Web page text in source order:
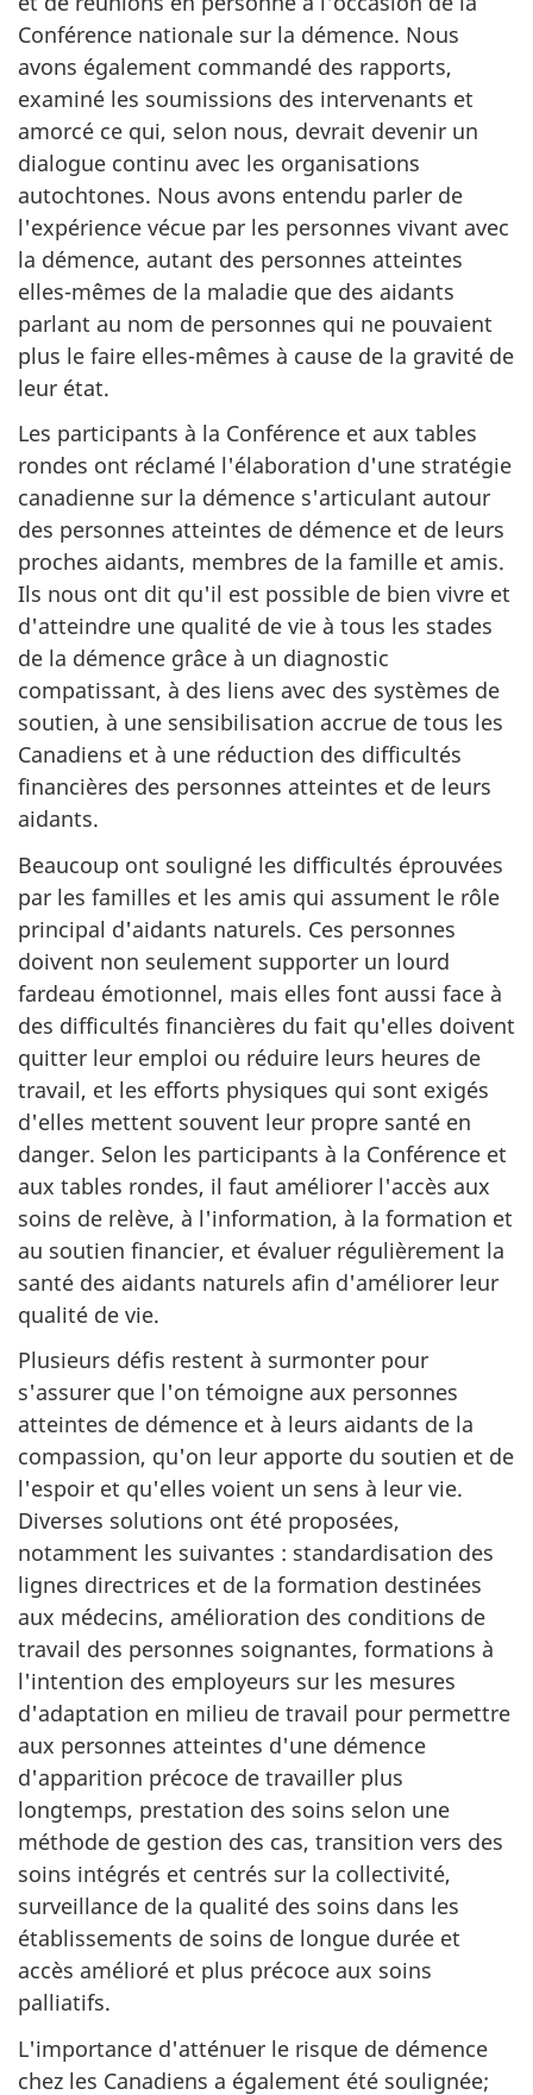
Conférence nationale sur la démence. Nous
avons également commandé des rapports,
examiné les soumissions des intervenants et
amorcé ce qui, selon nous, devrait devenir un
dialogue continu avec les organisations
autochtones. Nous avons entendu parler de
l'expérience vécue par les personnes vivant avec
la démence, autant des personnes atteintes
elles-mêmes de la maladie que des aidants
parlant au nom de personnes qui ne pouvaient
plus le faire elles-mêmes à cause de la gravité de
leur état.
Les participants à la Conférence et aux tables
rondes ont réclamé l'élaboration d'une stratégie
canadienne sur la démence s'articulant autour
des personnes atteintes de démence et de leurs
proches aidants, membres de la famille et amis.
Ils nous ont dit qu'il est possible de bien vivre et
d'atteindre une qualité de vie à tous les stades
de la démence grâce à un diagnostic
compatissant, à des liens avec des systèmes de
soutien, à une sensibilisation accrue de tous les
Canadiens et à une réduction des difficultés
financières des personnes atteintes et de leurs
aidants.
Beaucoup ont souligné les difficultés éprouvées
par les familles et les amis qui assument le rôle
principal d'aidants naturels. Ces personnes
doivent non seulement supporter un lourd
fardeau émotionnel, mais elles font aussi face à
des difficultés financières du fait qu'elles doivent
quitter leur emploi ou réduire leurs heures de
travail, et les efforts physiques qui sont exigés
d'elles mettent souvent leur propre santé en
danger. Selon les participants à la Conférence et
aux tables rondes, il faut améliorer l'accès aux
soins de relève, à l'information, à la formation et
au soutien financier, et évaluer régulièrement la
santé des aidants naturels afin d'améliorer leur
qualité de vie.
Plusieurs défis restent à surmonter pour
s'assurer que l'on témoigne aux personnes
atteintes de démence et à leurs aidants de la
compassion, qu'on leur apporte du soutien et de
l'espoir et qu'elles voient un sens à leur vie.
Diverses solutions ont été proposées,
notamment les suivantes : standardisation des
lignes directrices et de la formation destinées
aux médecins, amélioration des conditions de
travail des personnes soignantes, formations à
l'intention des employeurs sur les mesures
d'adaptation en milieu de travail pour permettre
aux personnes atteintes d'une démence
d'apparition précoce de travailler plus
longtemps, prestation des soins selon une
méthode de gestion des cas, transition vers des
soins intégrés et centrés sur la collectivité,
surveillance de la qualité des soins dans les
établissements de soins de longue durée et
accès amélioré et plus précoce aux soins
palliatifs.
L'importance d'atténuer le risque de démence
chez les Canadiens a également été soulignée;